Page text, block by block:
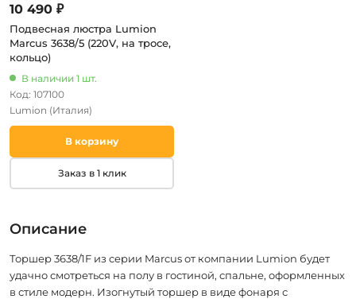
10 490 ₽
Подвесная люстра Lumion
Marcus 3638/5 (220V, на тросе,
кольцо)
В наличии 1 шт.
Код: 107100
Lumion (Италия)
В корзину
Заказ в 1 клик
Описание
Торшер 3638/1F из серии Marcus от компании Lumion будет
удачно смотреться на полу в гостиной, спальне, оформленных
в стиле модерн. Изогнутый торшер в виде фонаря с